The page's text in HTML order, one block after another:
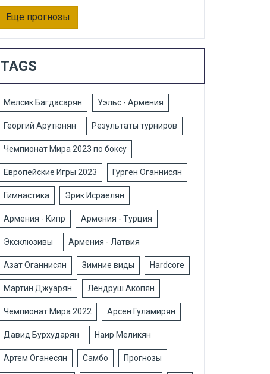
Еще прогнозы
TAGS
Мелсик Багдасарян Уэльс - Армения
Георгий Арутюнян Результаты турниров
Чемпионат Мира 2023 по боксу
Европейские Игры 2023 Гурген Оганнисян
Гимнастика Эрик Исраелян
Армения - Кипр Армения - Турция
Эксклюзивы Армения - Латвия
Азат Оганнисян Зимние виды Hardcore
Мартин Джуарян Лендруш Акопян
Чемпионат Мира 2022 Арсен Гуламирян
Давид Бурхударян Наир Меликян
Артем Оганесян Самбо Прогнозы